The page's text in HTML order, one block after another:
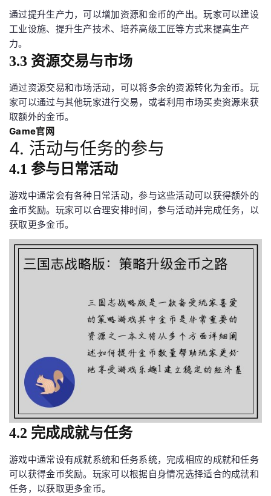
通过提升生产力，可以增加资源和金币的产出。玩家可以建设
工业设施、提升生产技术、培养高级工匠等方式来提高生产
力。
3.3 资源交易与市场
通过资源交易和市场活动，可以将多余的资源转化为金币。玩
家可以通过与其他玩家进行交易，或者利用市场买卖资源来获
取额外的金币。
Game官网
4. 活动与任务的参与
4.1 参与日常活动
游戏中通常会有各种日常活动，参与这些活动可以获得额外的
金币奖励。玩家可以合理安排时间，参与活动并完成任务，以
获取更多金币。
4.2 完成成就与任务
游戏中通常设有成就系统和任务系统，完成相应的成就和任务
可以获得金币奖励。玩家可以根据自身情况选择适合的成就和
任务，以获取更多金币。